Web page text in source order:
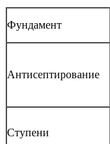
Фундамент
Антисептирование
Ступени